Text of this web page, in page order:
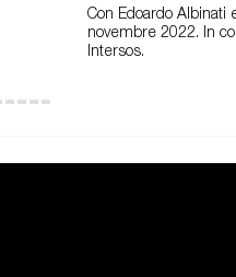
Con Edoardo Albinati
novembre 2022. In
Intersos.